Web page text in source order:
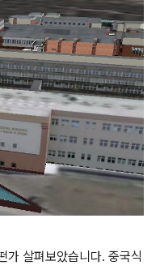
가 살펴보았습니다. 중국식